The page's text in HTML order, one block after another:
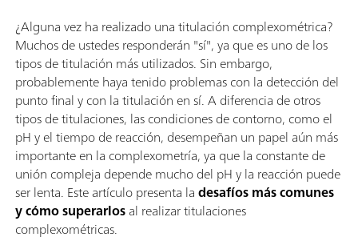
¿Alguna vez ha realizado una titulación complexométrica?
Muchos de ustedes responderán "sí", ya que es uno de los
tipos de titulación más utilizados. Sin embargo,
probablemente haya tenido problemas con la detección del
punto final y con la titulación en sí. A diferencia de otros
tipos de titulaciones, las condiciones de contorno, como el
pH y el tiempo de reacción, desempeñan un papel aún más
importante en la complexometría, ya que la constante de
unión compleja depende mucho del pH y la reacción puede
ser lenta. Este artículo presenta ladesafíos más comunes
y cómo superarlosal realizar titulaciones
complexométricas.